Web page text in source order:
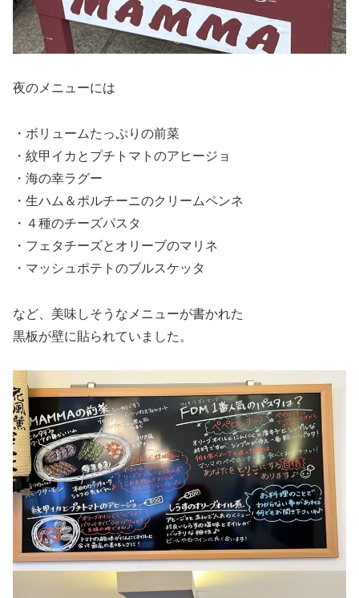
夜のメニューには
・ボリュームたっぷりの前菜
・紋甲イカとプチトマトのアヒージョ
・海の幸ラグー
・生ハム＆ポルチーニのクリームペンネ
・４種のチーズパスタ
・フェタチーズとオリーブのマリネ
・マッシュポテトのブルスケッタ
など、美味しそうなメニューが書かれた
黒板が壁に貼られていました。